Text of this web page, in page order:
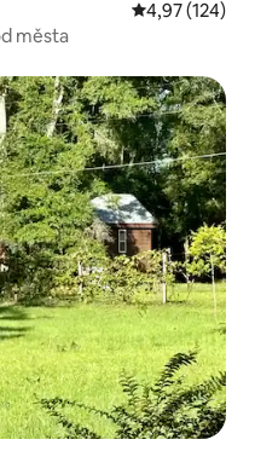
Průměrné
4,97 (124)
města